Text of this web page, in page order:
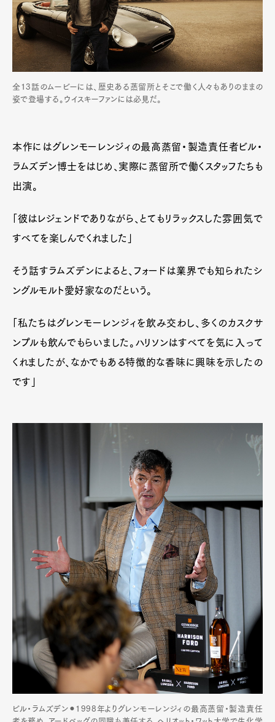
全13話のムービーには、歴史ある蒸留所とそこで働く人々もありのままの
姿で登場する。ウイスキーファンには必見だ。
本作にはグレンモーレンジィの最高蒸留・製造責任者ビル・
ラムズデン博士をはじめ、実際に蒸留所で働くスタッフたちも
出演。
「彼はレジェンドでありながら、とてもリラックスした雰囲気で
すべてを楽しんでくれました」
そう話すラムズデンによると、フォードは業界でも知られたシ
ングルモルト愛好家なのだという。
「私たちはグレンモーレンジィを飲み交わし、多くのカスクサ
ンプルも飲んでもらいました。ハリソンはすべてを気に入って
くれましたが、なかでもある特徴的な香味に興味を示したの
です」
ビル・ラムズデン⚫︎1998年よりグレンモーレンジィの最高蒸留・製造責任